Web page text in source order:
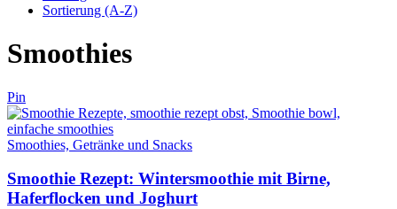
Sortierung (A-Z)
Smoothies
Pin
Smoothies, Getränke und Snacks
Smoothie Rezept: Wintersmoothie mit Birne,
Haferflocken und Joghurt